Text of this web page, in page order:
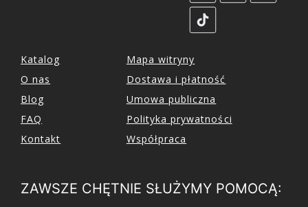
Katalog
O nas
Blog
FAQ
Kontakt
Mapa witryny
Dostawa i płatność
Umowa publiczna
Polityka prywatności
Współpraca
ZAWSZE CHĘTNIE SŁUŻYMY POMOCĄ: